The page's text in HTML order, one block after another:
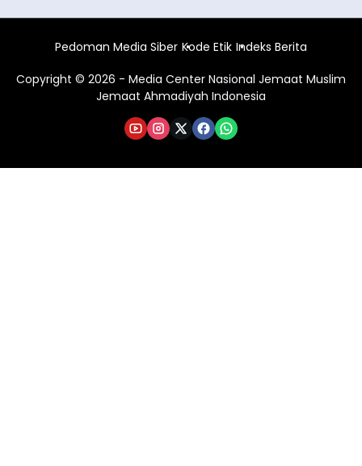
Pedoman Media Siber Kode Etik Indeks Berita
Copyright © 2026 - Media Center Nasional Jemaat Muslim
Jemaat Ahmadiyah Indonesia